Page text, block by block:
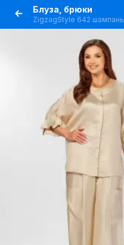
Блуза, брюки
ZigzagStyle 642 шампань